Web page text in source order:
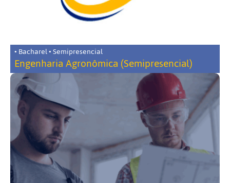
• Bacharel • Semipresencial
Engenharia Agronômica (Semipresencial)